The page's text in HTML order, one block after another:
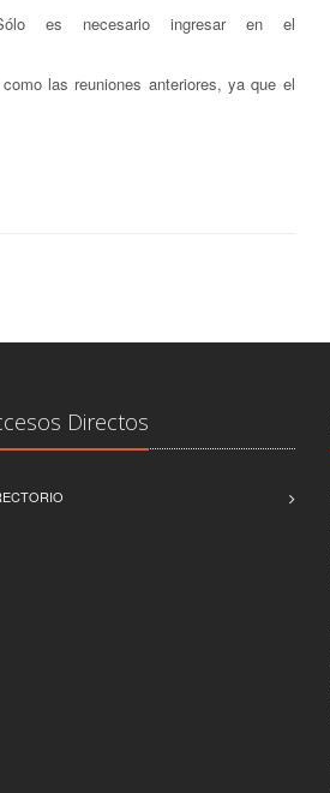
es necesario ingresar en el
las reuniones anteriores, ya que el
Directos